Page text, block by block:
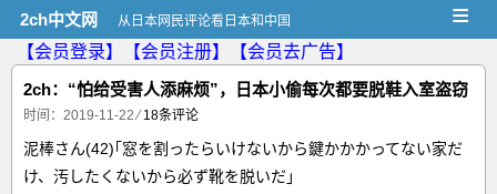
2ch中文网 从日本网民评论看日本和中国 ≡
【会员登录】 【会员注册】
【会员去广告】
2ch：“怕给受害人添麻烦”，日本小偷每次都要脱鞋入室盗窃
时间：2019-11-22 ⁄18条评论
泥棒さん(42)｢窓を割ったらいけないから鍵かかかってない家だ
け、汚したくないから必ず靴を脱いだ｣